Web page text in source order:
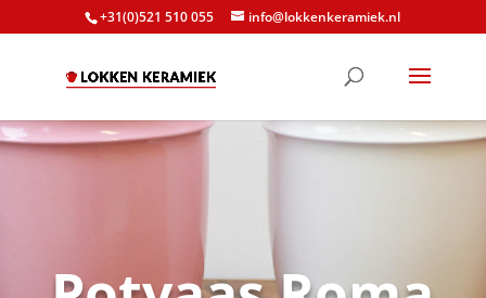
+31(0)521 510 055 info@lokkenkeramiek.nl